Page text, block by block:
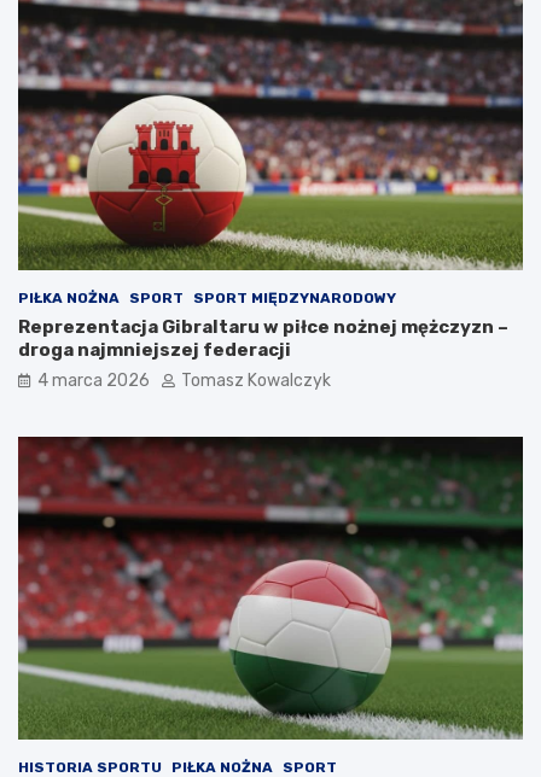
PIŁKA NOŻNA SPORT SPORT MIĘDZYNARODOWY
Reprezentacja Gibraltaru w piłce nożnej mężczyzn –
droga najmniejszej federacji
4 marca 2026 Tomasz Kowalczyk
HISTORIA SPORTU PIŁKA NOŻNA
SPORT